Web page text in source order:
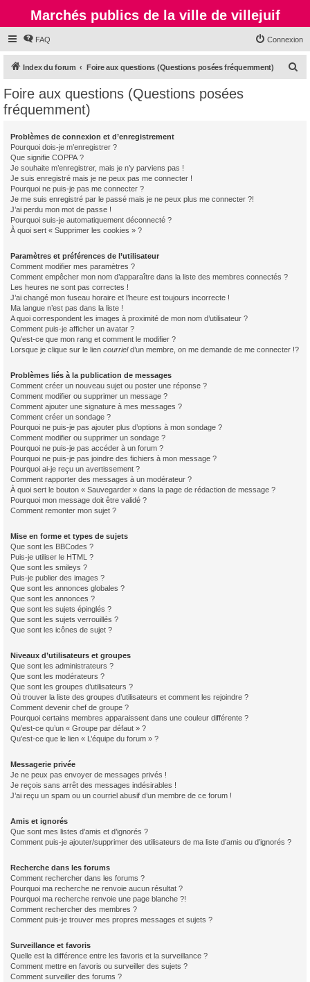
Marchés publics de la ville de villejuif
FAQ Connexion
Index du forum Foire aux questions (Questions posées fréquemment)
Foire aux questions (Questions posées
fréquemment)
Problèmes de connexion et d’enregistrement
Pourquoi dois-je m’enregistrer ?
Que signifie COPPA ?
Je souhaite m’enregistrer, mais je n’y parviens pas !
Je suis enregistré mais je ne peux pas me connecter !
Pourquoi ne puis-je pas me connecter ?
Je me suis enregistré par le passé mais je ne peux plus me connecter ?!
J’ai perdu mon mot de passe !
Pourquoi suis-je automatiquement déconnecté ?
À quoi sert « Supprimer les cookies » ?
Paramètres et préférences de l’utilisateur
Comment modifier mes paramètres ?
Comment empêcher mon nom d’apparaître dans la liste des membres connectés ?
Les heures ne sont pas correctes !
J’ai changé mon fuseau horaire et l’heure est toujours incorrecte !
Ma langue n’est pas dans la liste !
A quoi correspondent les images à proximité de mon nom d’utilisateur ?
Comment puis-je afficher un avatar ?
Qu’est-ce que mon rang et comment le modifier ?
Lorsque je clique sur le lien courrield’un membre, on me demande de me connecter !?
Problèmes liés à la publication de messages
Comment créer un nouveau sujet ou poster une réponse ?
Comment modifier ou supprimer un message ?
Comment ajouter une signature à mes messages ?
Comment créer un sondage ?
Pourquoi ne puis-je pas ajouter plus d’options à mon sondage ?
Comment modifier ou supprimer un sondage ?
Pourquoi ne puis-je pas accéder à un forum ?
Pourquoi ne puis-je pas joindre des fichiers à mon message ?
Pourquoi ai-je reçu un avertissement ?
Comment rapporter des messages à un modérateur ?
À quoi sert le bouton « Sauvegarder » dans la page de rédaction de message ?
Pourquoi mon message doit être validé ?
Comment remonter mon sujet ?
Mise en forme et types de sujets
Que sont les BBCodes ?
Puis-je utiliser le HTML ?
Que sont les smileys ?
Puis-je publier des images ?
Que sont les annonces globales ?
Que sont les annonces ?
Que sont les sujets épinglés ?
Que sont les sujets verrouillés ?
Que sont les icônes de sujet ?
Niveaux d’utilisateurs et groupes
Que sont les administrateurs ?
Que sont les modérateurs ?
Que sont les groupes d’utilisateurs ?
Où trouver la liste des groupes d’utilisateurs et comment les rejoindre ?
Comment devenir chef de groupe ?
Pourquoi certains membres apparaissent dans une couleur différente ?
Qu’est-ce qu’un « Groupe par défaut » ?
Qu’est-ce que le lien « L’équipe du forum » ?
Messagerie privée
Je ne peux pas envoyer de messages privés !
Je reçois sans arrêt des messages indésirables !
J’ai reçu un spam ou un courriel abusif d’un membre de ce forum !
Amis et ignorés
Que sont mes listes d’amis et d’ignorés ?
Comment puis-je ajouter/supprimer des utilisateurs de ma liste d’amis ou d’ignorés ?
Recherche dans les forums
Comment rechercher dans les forums ?
Pourquoi ma recherche ne renvoie aucun résultat ?
Pourquoi ma recherche renvoie une page blanche ?!
Comment rechercher des membres ?
Comment puis-je trouver mes propres messages et sujets ?
Surveillance et favoris
Quelle est la différence entre les favoris et la surveillance ?
Comment mettre en favoris ou surveiller des sujets ?
Comment surveiller des forums ?